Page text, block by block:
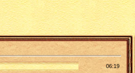
06:19